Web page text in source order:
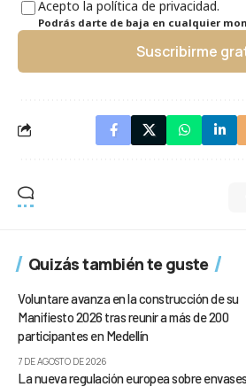
Acepto la política de privacidad.
Podrás darte de baja en cualquier
Suscribirme
Quizás también te guste
Voluntare avanza en la construcción de su
Manifiesto 2026 tras reunir a más de 200
participantes en Medellín
7 DE AGOSTO DE 2026
La nueva regulación europea sobre envases